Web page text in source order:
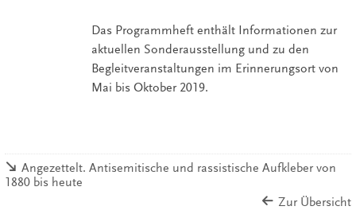
Das Programmheft enthält Informationen zur
aktuellen Sonderausstellung und zu den
Begleitveranstaltungen im Erinnerungsort von
Mai bis Oktober 2019.
Angezettelt. Antisemitische und rassistische Aufkleber von
1880 bis heute
Zur Übersicht